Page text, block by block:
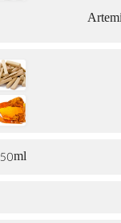
50ml